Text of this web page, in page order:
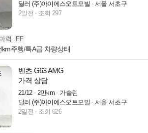
딜러 (주)아이에스오토모빌
서울 서초구
2일전
조회 297
력 FF
주행/특A급 차량상태
벤츠 G63 AMG
가격 상담
21/12 2만km
가솔린
딜러 (주)아이에스오토모빌
서울 서초구
2일전
조회 626